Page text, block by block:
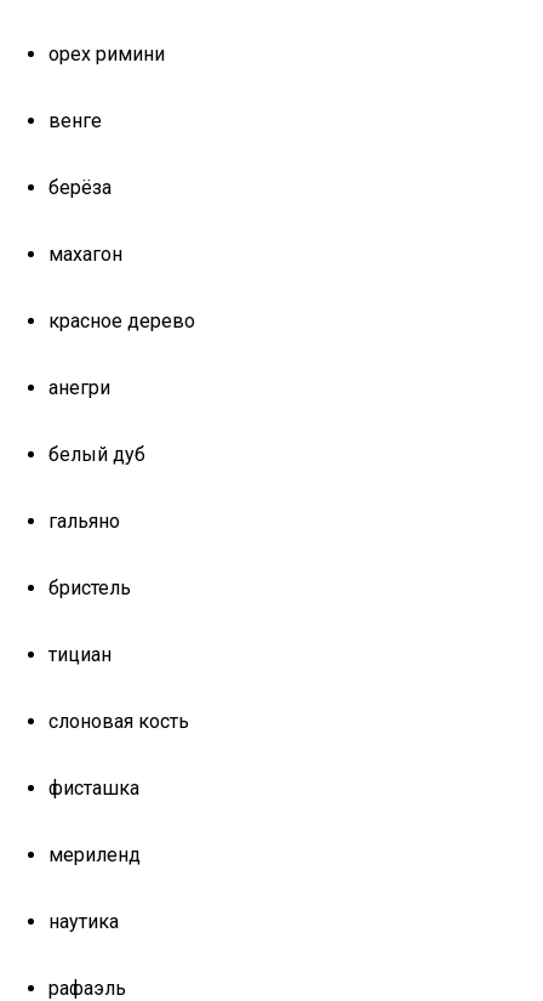
орех римини
венге
берёза
махагон
красное дерево
анегри
белый дуб
гальяно
бристель
тициан
слоновая кость
фисташка
мериленд
наутика
рафаэль